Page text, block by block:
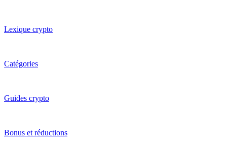
Lexique crypto
Catégories
Guides crypto
Bonus et réductions